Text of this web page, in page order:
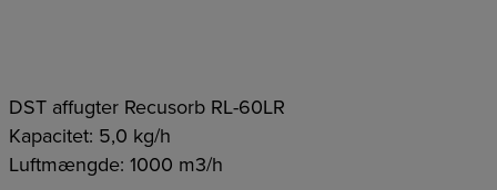
DST affugter Recusorb RL-60LR
Kapacitet: 5,0 kg/h
Luftmængde: 1000 m3/h